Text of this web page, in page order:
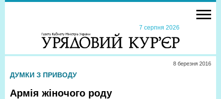
7 серпня 2026
8 березня 2016
ДУМКИ З ПРИВОДУ
Армія жіночого роду